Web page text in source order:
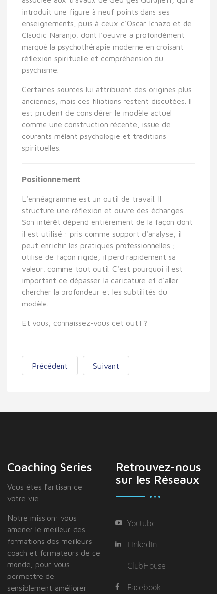
introduit une figure à neuf points dans ses
enseignements, puis à ceux d'Oscar Ichazo et de
Claudio Naranjo, dont l'oeuvre a profondément
marqué la psychothérapie moderne en croisant
réflexion spirituelle et compréhension du
psychisme.
Certaines sources lui attribuent des origines plus
anciennes, mais ces filiations restent discutées. Il
est prudent de considérer le modèle actuel
comme une construction récente, issue de
courants mêlant psychologie et traditions
spirituelles.
Positionnement
L'ennéagramme est un outil de travail. Il
structure une réflexion et ouvre des échanges.
Son intérêt dépend entièrement de la façon dont
il est utilisé : pris comme support d'analyse, il
peut enrichir les pratiques professionnelles ;
utilisé de façon rigide, il perd rapidement sa
valeur, comme tout outil. C'est pourquoi il est
important de dépasser la caricature et d'aller
chercher la profondeur et les subtilités du
modèle.
Et vous, connaissez-vous cet outil ?
Précédent Suivant
Coaching Series
Vous étes I'artisan de
votre vie
Notre mission: vous
amener le meilleur des
formations des meilleurs
coach et formateurs de ce
monde, pour vous
permettre de
sensiblement améliorer
Retrouvez-nous
sur les Réseaux
Youtube
Linkedin
ClubHouse
Facebook